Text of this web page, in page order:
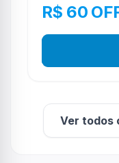
R$ 60
Ver todos